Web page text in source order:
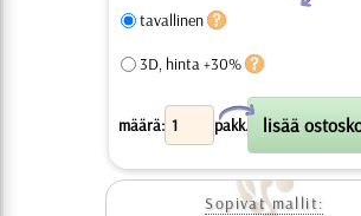
tavallinen
3D, hinta +30%
määrä: pakk.
X
Sopivat mallit: